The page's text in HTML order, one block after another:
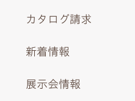
も。
カタログ請求
新着情報
展示会情報